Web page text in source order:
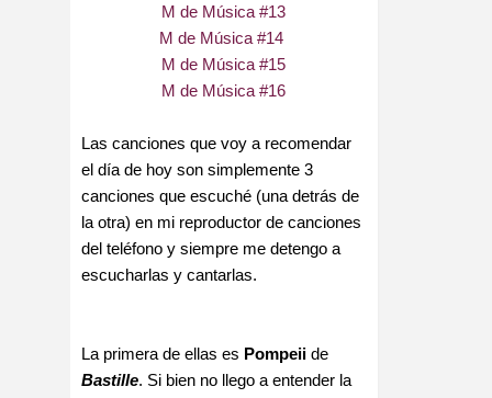
M de Música #13
M de Música #14
M de Música #15
M de Música #16
Las canciones que voy a recomendar
el día de hoy son simplemente 3
canciones que escuché (una detrás de
la otra) en mi reproductor de canciones
del teléfono y siempre me detengo a
escucharlas y cantarlas.
La primera de ellas es Pompeii de
Bastille. Si bien no llego a entender la